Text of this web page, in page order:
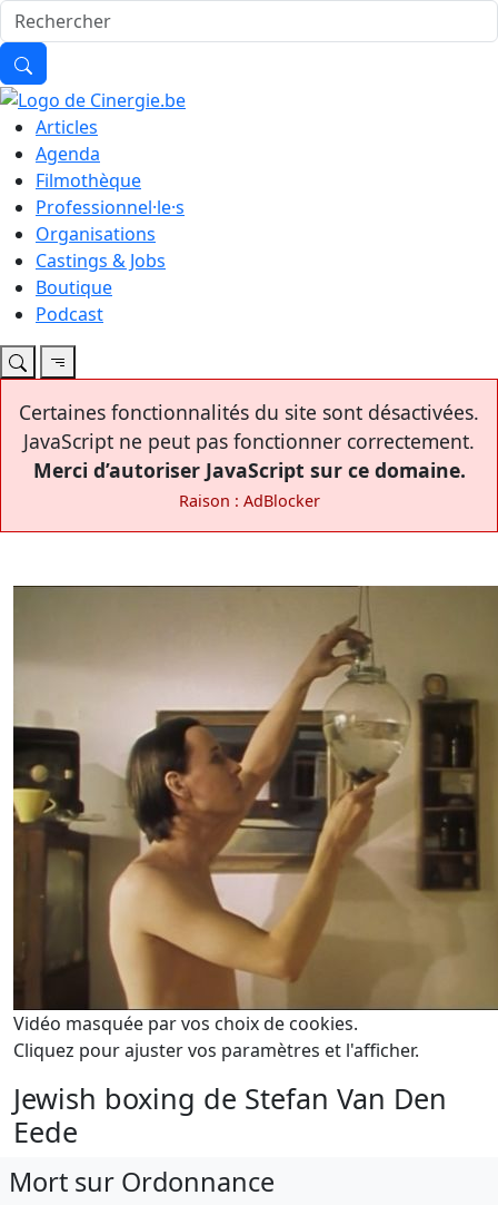
Articles
Agenda
Filmothèque
Professionnel·le·s
Organisations
Castings & Jobs
Boutique
Podcast
Certaines fonctionnalités du site sont désactivées.
JavaScript ne peut pas fonctionner correctement.
Merci d’autoriser JavaScript sur ce domaine.
Raison : AdBlocker
Vidéo masquée par vos choix de cookies.
Cliquez pour ajuster vos paramètres et l'afficher.
Jewish boxing de Stefan Van Den
Eede
Mort sur Ordonnance